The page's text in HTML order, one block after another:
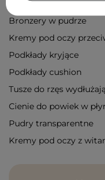
Bronzery w pudrze
Podkłady kryjące
Podkłady cushion
Tusze do rzęs
Cienie do powiek w
Pudry transparentne